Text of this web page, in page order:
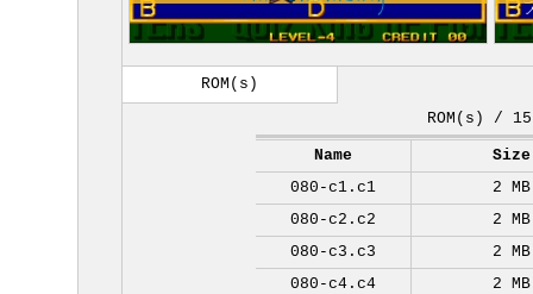
ROM(s)
ROM(s) / 15
Name
Size
080-c1.c1
2 MB
080-c2.c2
2 MB
080-c3.c3
2 MB
080-c4.c4
2 MB